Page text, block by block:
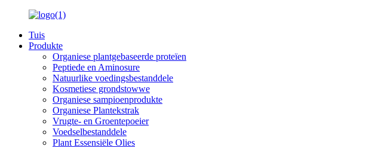
Tuis
Produkte
Organiese plantgebaseerde proteïen
Peptiede en Aminosure
Natuurlike voedingsbestanddele
Kosmetiese grondstowwe
Organiese sampioenprodukte
Organiese Plantekstrak
Vrugte- en Groentepoeier
Voedselbestanddele
Plant Essensiële Olies